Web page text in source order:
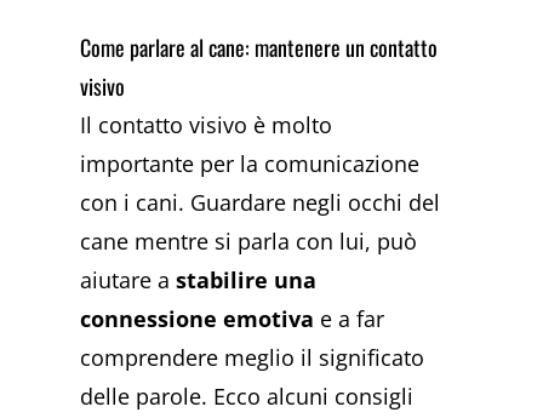
Come parlare al cane: mantenere un contatto
visivo
Il contatto visivo è molto
importante per la comunicazione
con i cani. Guardare negli occhi del
cane mentre si parla con lui, può
aiutare astabilire una
connessione emotiva e a far
comprendere meglio il significato
delle parole. Ecco alcuni consigli